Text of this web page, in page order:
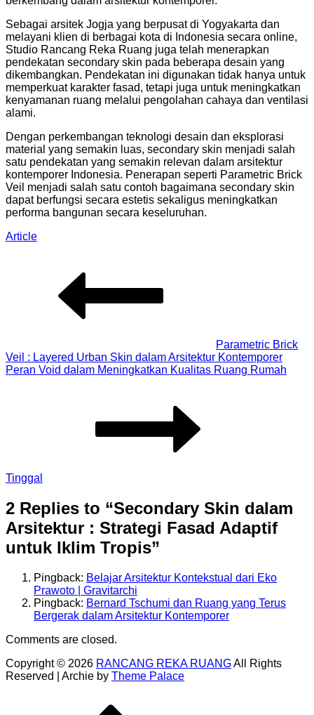
Sebagai arsitek Jogja yang berpusat di Yogyakarta dan
melayani klien di berbagai kota di Indonesia secara online,
Studio Rancang Reka Ruang juga telah menerapkan
pendekatan secondary skin pada beberapa desain yang
dikembangkan. Pendekatan ini digunakan tidak hanya untuk
memperkuat karakter fasad, tetapi juga untuk meningkatkan
kenyamanan ruang melalui pengolahan cahaya dan ventilasi
alami.
Dengan perkembangan teknologi desain dan eksplorasi
material yang semakin luas, secondary skin menjadi salah
satu pendekatan yang semakin relevan dalam arsitektur
kontemporer Indonesia. Penerapan seperti Parametric Brick
Veil menjadi salah satu contoh bagaimana secondary skin
dapat berfungsi secara estetis sekaligus meningkatkan
performa bangunan secara keseluruhan.
Article
navigation
Parametric Brick
Veil : Layered Urban Skin dalam Arsitektur Kontemporer
Peran Void dalam Meningkatkan Kualitas Ruang Rumah
Tinggal
2 Replies to “Secondary Skin dalam
Arsitektur : Strategi Fasad Adaptif
untuk Iklim Tropis”
Pingback: Belajar Arsitektur Kontekstual dari Eko
Prawoto | Gravitarchi
Pingback: Bernard Tschumi dan Ruang yang Terus
Bergerak dalam Arsitektur Kontemporer
Comments are closed.
Copyright © 2026 RANCANG REKA RUANGAll Rights
Reserved | Archie by Theme Palace